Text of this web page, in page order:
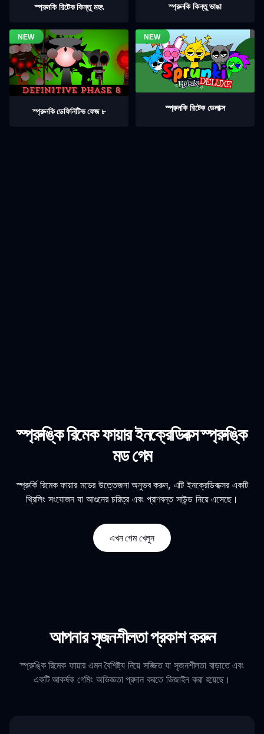
স্প্রুনকি রিটেক কিন্তু মহৎ স্প্রুনকি কিন্তু ভাঙা
স্প্রুনকি ডেফিনিটিভ ফেজ ৮ স্প্রুনকি রিটেক ডেলাক্স
স্প্রুঙ্কি রিমেক ফায়ার ইনক্রেডিবক্স স্প্রুঙ্কি
মড গেম
স্প্রুর্কি রিমেক ফায়ার মডের উত্তেজনা অনুভব করুন, এটি ইনক্রেডিবক্সের একটি
থ্রিলিং সংযোজন যা আগুনের চরিত্র এবং প্রাণবন্ত সাউন্ড নিয়ে এসেছে।
এখন গেম খেলুন
আপনার সৃজনশীলতা প্রকাশ করুন
স্প্রুঙ্কি রিমেক ফায়ার এমন বৈশিষ্ট্য নিয়ে সজ্জিত যা সৃজনশীলতা বাড়াতে এবং
একটি আকর্ষক গেমিং অভিজ্ঞতা প্রদান করতে ডিজাইন করা হয়েছে।